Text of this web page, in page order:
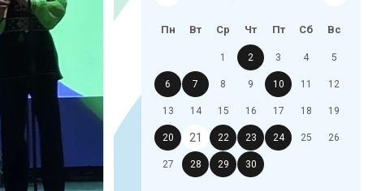
Пн Вт Ср Чт Пт Сб Вс
1 2 3 4 5
6 7 8 9 10 11 12
13 14 15 16 17 18 19
20 21 22 23 24 25 26
27 28 29 30